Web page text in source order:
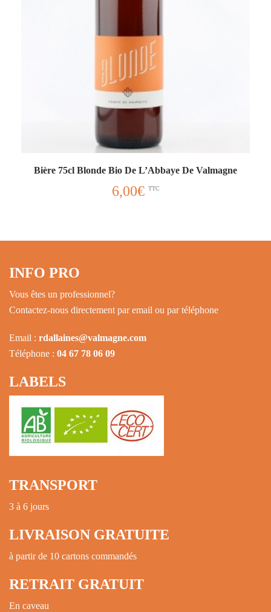
Bière 75cl Blonde Bio De L’Abbaye De Valmagne
6,00€ TTC
INFO PRO
Vous êtes un professionnel?
Contactez-nous directement par email ou par téléphone
Email : rdallaines@valmagne.com
Téléphone : 04 67 78 06 09
LABELS
TRANSPORT
3 à 6 jours
LIVRAISON GRATUITE
à partir de 10 cartons commandés
RETRAIT GRATUIT
En caveau